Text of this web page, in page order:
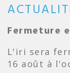
Fermeture
L'iri sera
16 août à